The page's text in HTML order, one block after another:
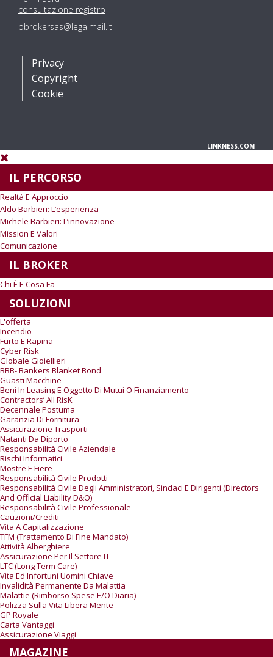
consultazione registro
bbrokersas@legalmail.it
Privacy
Copyright
Cookie
LINKNESS.COM
IL PERCORSO
Realtà E Approccio
Aldo Barbieri: L’esperienza
Michele Barbieri: L’innovazione
Mission E Valori
Comunicazione
IL BROKER
Chi È E Cosa Fa
SOLUZIONI
L'offerta
Incendio
Furto E Rapina
Cyber Risk
Globale Gioiellieri
BBB- Bankers Blanket Bond
Guasti Macchine
Beni In Leasing E Oggetto Di Mutui O Finanziamento
Contractors’ All RisK
Decennale Postuma
Garanzia Di Fornitura
Assicurazione Trasporti
Natanti Da Diporto
Responsabilità Civile Aziendale
Rischi Informatici
Mostre E Fiere
Responsabilità Civile Prodotti
Responsabilità Civile Degli Amministratori, Sindaci E Dirigenti (Directors
And Official Liability D&O)
Responsabilità Civile Professionale
Cauzioni/Crediti
Vita A Capitalizzazione
TFM (trattamento Di Fine Mandato)
Attività Alberghiere
Assicurazione Per Il Settore IT
LTC (Long Term Care)
Vita Ed Infortuni Uomini Chiave
Invalidità Permanente Da Malattia
Malattie (rimborso Spese E/o Diaria)
Polizza Sulla Vita Libera Mente
GP Royale
Carta Vantaggi
Assicurazione Viaggi
MAGAZINE